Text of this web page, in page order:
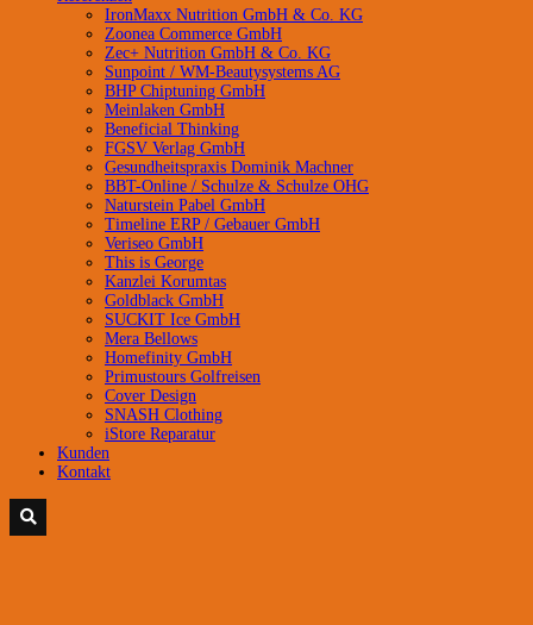
IronMaxx Nutrition GmbH & Co. KG
Zoonea Commerce GmbH
Zec+ Nutrition GmbH & Co. KG
Sunpoint / WM-Beautysystems AG
BHP Chiptuning GmbH
Meinlaken GmbH
Beneficial Thinking
FGSV Verlag GmbH
Gesundheitspraxis Dominik Machner
BBT-Online / Schulze & Schulze OHG
Naturstein Pabel GmbH
Timeline ERP / Gebauer GmbH
Veriseo GmbH
This is George
Kanzlei Korumtas
Goldblack GmbH
SUCKIT Ice GmbH
Mera Bellows
Homefinity GmbH
Primustours Golfreisen
Cover Design
SNASH Clothing
iStore Reparatur
Kunden
Kontakt